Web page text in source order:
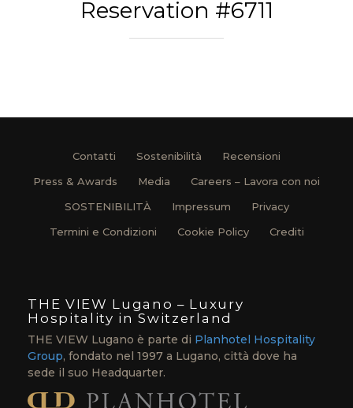
Reservation #6711
Contatti Sostenibilità
Recensioni
Press & Awards
Media
Careers – Lavora con noi
SOSTENIBILITÀ
Impressum
Privacy
Termini e Condizioni
Cookie Policy Crediti
THE VIEW Lugano – Luxury
Hospitality in Switzerland
THE VIEW Lugano è parte di Planhotel Hospitality
Group, fondato nel 1997 a Lugano, città dove ha
sede il suo Headquarter.